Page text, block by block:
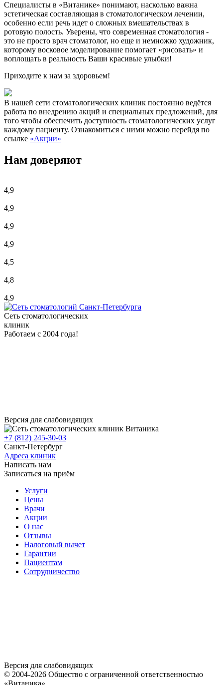
Специалисты в «Витанике» понимают, насколько важна
эстетическая составляющая в стоматологическом лечении,
особенно если речь идет о сложных вмешательствах в
ротовую полость. Уверены, что современная стоматология -
это не просто врач стоматолог, но еще и немножко художник,
которому восковое моделирование помогает «рисовать» и
воплощать в реальность Ваши красивые улыбки!
Приходите к нам за здоровьем!
В нашей сети стоматологических клиник постоянно ведётся
работа по внедрению акций и специальных предложений, для
того чтобы обеспечить доступность стоматологических услуг
каждому пациенту. Ознакомиться с ними можно перейдя по
ссылке «Акции»
Нам доверяют
4,9
4,9
4,9
4,9
4,5
4,8
4,9
Сеть стоматологических
клиник
Работаем с 2004 года!
Версия для слабовидящих
+7 (812) 245-30-03
Санкт-Петербург
Адреса клиник
Написать нам
Записаться на приём
Услуги
Цены
Врачи
Акции
О нас
Отзывы
Налоговый вычет
Гарантии
Пациентам
Сотрудничество
Версия для слабовидящих
© 2004-2026 Общество с ограниченной ответственностью
«Витаника»